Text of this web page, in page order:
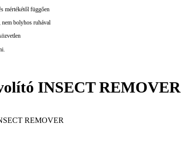
mértékétől függően
bolyhos ruhával
INSECT REMOVER
REMOVER